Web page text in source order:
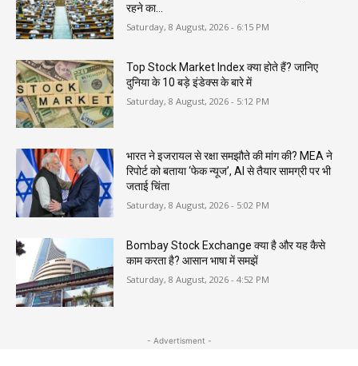
रहने का...
Saturday, 8 August, 2026 - 6:15 PM
Top Stock Market Index क्या होते हैं? जानिए
दुनिया के 10 बड़े इंडेक्स के बारे में
Saturday, 8 August, 2026 - 5:12 PM
भारत ने इजरायल से रक्षा समझौते की मांग की? MEA ने
रिपोर्ट को बताया ‘फेक न्यूज’, AI से तैयार सामग्री पर भी
जताई चिंता
Saturday, 8 August, 2026 - 5:02 PM
Bombay Stock Exchange क्या है और यह कैसे
काम करता है? आसान भाषा में समझें
Saturday, 8 August, 2026 - 4:52 PM
- Advertisment -